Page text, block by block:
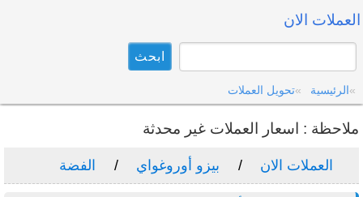
العملات الان
الرئيسية تحويل العملات
ملاحظة : اسعار العملات غير محدثة
العملات الان بيزو أوروغواي الفضة